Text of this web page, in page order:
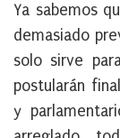
Ya sabemos
demasiado
solo sirve
postularán
y